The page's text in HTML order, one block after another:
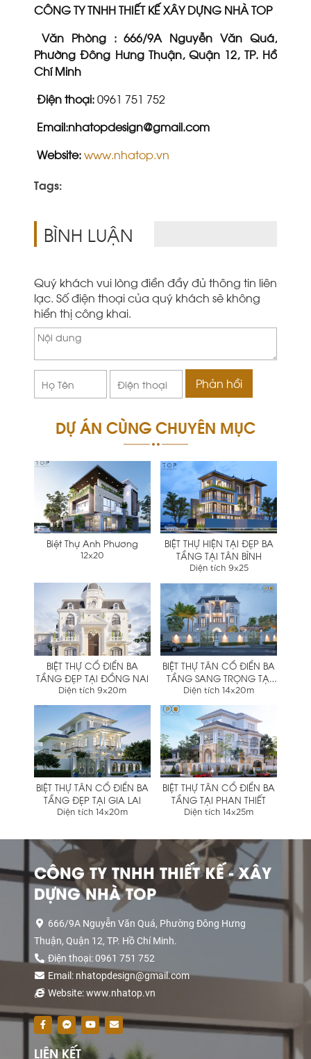
CÔNG TY TNHH THIẾT KẾ XÂY DỰNG NHÀ TOP
Văn Phòng : 666/9A Nguyễn Văn Quá,
Phường Đông Hưng Thuận, Quận 12, TP. Hồ
Chí Minh
Điện thoại:0961 751 752
Email:nhatopdesign@gmail.com
Website:www.nhatop.vn
Tags:
BÌNH LUẬN
Quý khách vui lòng điền đầy đủ thông tin liên
lạc. Số điện thoại của quý khách sẽ không
hiển thị công khai.
DỰ ÁN CÙNG CHUYÊN MỤC
Biệt Thự Anh Phương
12x20
BIỆT THỰ HIỆN TẠI ĐẸP BA
TẦNG TẠI TÂN BÌNH
Diện tích 9x25
BIỆT THỰ CỔ ĐIỂN BA
TẦNG ĐẸP TẠI ĐỒNG NAI
Diện tích 9x20m
BIỆT THỰ TÂN CỔ ĐIỂN BA
TẦNG SANG TRỌNG TẠI
QUẬN 9
Diện tích 14x20m
BIỆT THỰ TÂN CỔ ĐIỂN BA
TẦNG ĐẸP TẠI GIA LAI
Diện tích 14x20m
BIỆT THỰ TÂN CỔ ĐIỂN BA
TẦNG TẠI PHAN THIẾT
Diện tích 14x25m
CÔNG TY TNHH THIẾT KẾ - XÂY
DỰNG NHÀ TOP
666/9A Nguyễn Văn Quá, Phường Đông Hưng
Thuận, Quận 12, TP. Hồ Chí Minh.
Điện thoại: 0961 751 752
Email: nhatopdesign@gmail.com
Website: www.nhatop.vn
LIÊN KẾT